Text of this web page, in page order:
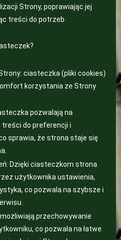
Strony, poprawiając jej
treści do potrzeb
ciasteczka (pliki cookies)
korzystania ze Strony
pozwalają na
do preferencji i
sprawia, że strona staje się
Dzięki ciasteczkom strona
użytkownika ustawienia,
co pozwala na szybsze i
przechowywanie
co pozwala na łatwe